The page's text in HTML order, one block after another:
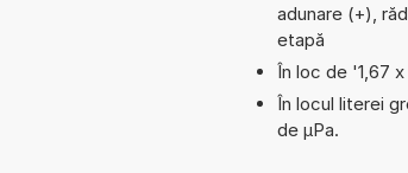
adunare (+),
etapă
În loc de '1,67
În locul literei
de µPa.